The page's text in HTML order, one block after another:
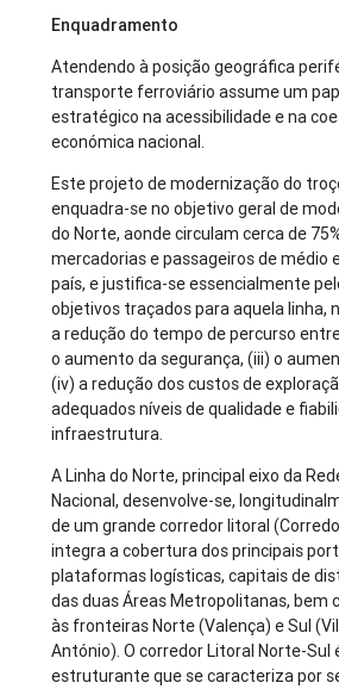
Enquadramento
Atendendo à posição geográfica
transporte ferroviário assume um
estratégico na acessibilidade e na
económica nacional.
Este projeto de modernização do
enquadra-se no objetivo geral de
do Norte, aonde circulam cerca de
mercadorias e passageiros de médio
país, e justifica-se essencialmente
objetivos traçados para aquela linha,
a redução do tempo de percurso
o aumento da segurança, (iii) o
(iv) a redução dos custos de
adequados níveis de qualidade e
infraestrutura.
A Linha do Norte, principal eixo da
Nacional, desenvolve-se,
de um grande corredor litoral
integra a cobertura dos principais
plataformas logísticas, capitais de
das duas Áreas Metropolitanas, bem
às fronteiras Norte (Valença) e Sul
António). O corredor Litoral Norte-Sul
estruturante que se caracteriza por